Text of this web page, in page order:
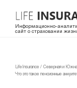
Информационно-
сайт о страховании
LifeInsurance / Северная и
Что это такое пенсионные